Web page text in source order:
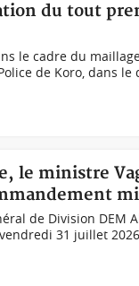
du tout
le cadre du
de Koro, dans le
le ministre
de Division DEM
31 juillet